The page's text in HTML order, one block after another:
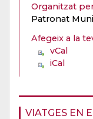
VIATGES EN
Organitzat
Patronat
Afegeix a la
vCal
iCal